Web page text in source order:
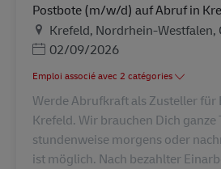
Postbote (m/w/d) auf Abruf in
LieuKrefeld, Nordrhein-Westfalen,
Posted Date
02/09/2026
Emploi associé avec 2 catégories
Werde Abrufkraft als Zusteller für
Krefeld. Wir brauchen Dich ganze
stundenweise morgens oder
ist möglich. Nach bezahlter